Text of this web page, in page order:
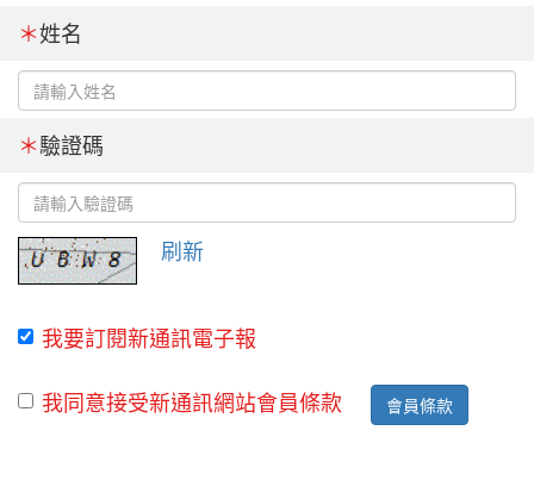
＊姓名
＊驗證碼
刷新
我要訂閱新通訊電子報
我同意接受新通訊網站會員條款
會員條款